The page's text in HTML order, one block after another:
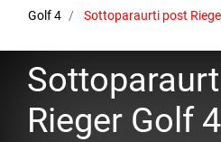
Golf 4 Sottoparaurti post
Rieger Golf 4